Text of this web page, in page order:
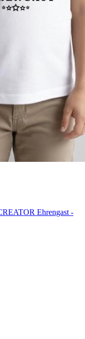
Ehrengast -